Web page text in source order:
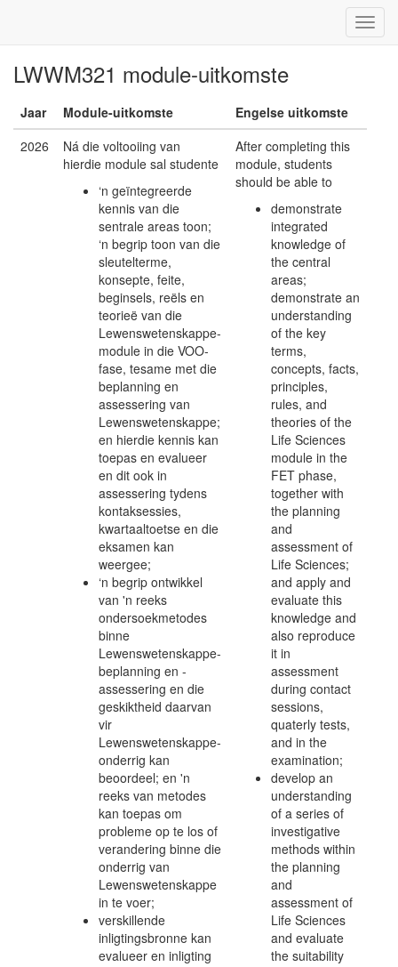
LWWM321 module-uitkomste
Jaar Module-uitkomste
Engelse uitkomste
2026
Ná die voltooiing van
hierdie module sal studente
‘n geïntegreerde
kennis van die
sentrale areas toon;
‘n begrip toon van die
sleutelterme,
konsepte, feite,
beginsels, reëls en
teorieë van die
Lewenswetenskappe-
module in die VOO-
fase, tesame met die
beplanning en
assessering van
Lewenswetenskappe;
en hierdie kennis kan
toepas en evalueer
en dit ook in
assessering tydens
kontaksessies,
kwartaaltoetse en die
eksamen kan
weergee;
‘n begrip ontwikkel
van 'n reeks
ondersoekmetodes
binne
Lewenswetenskappe-
beplanning en -
assessering en die
geskiktheid daarvan
vir
Lewenswetenskappe-
onderrig kan
beoordeel; en 'n
reeks van metodes
kan toepas om
probleme op te los of
verandering binne die
onderrig van
Lewenswetenskappe
in te voer;
verskillende
inligtingsbronne kan
evalueer en inligting
After completing this
module, students
should be able to
demonstrate
integrated
knowledge of
the central
areas;
demonstrate an
understanding
of the key
terms,
concepts, facts,
principles,
rules, and
theories of the
Life Sciences
module in the
FET phase,
together with
the planning
and
assessment of
Life Sciences;
and apply and
evaluate this
knowledge and
also reproduce
it in
assessment
during contact
sessions,
quaterly tests,
and in the
examination;
develop an
understanding
of a series of
investigative
methods within
the planning
and
assessment of
Life Sciences
and evaluate
the suitability